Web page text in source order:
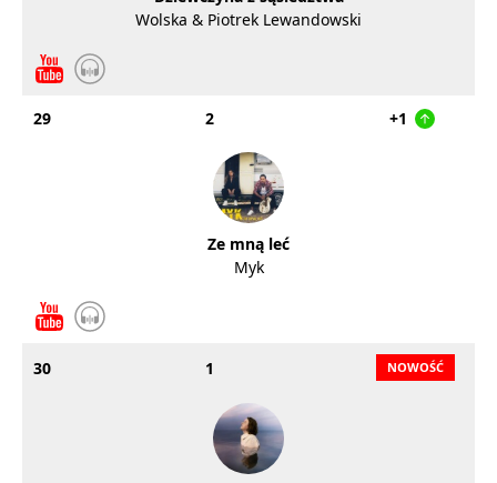
Wolska & Piotrek Lewandowski
29 2 +1
Ze mną leć
Myk
30 1